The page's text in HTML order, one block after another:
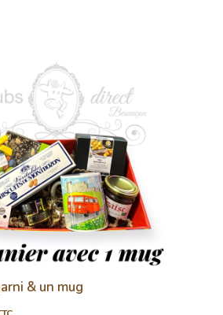
& un mug